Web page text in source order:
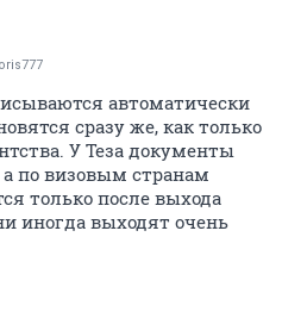
автоматически
сразу же, как только
У Теза документы
по визовым странам
только после выхода
иногда выходят очень